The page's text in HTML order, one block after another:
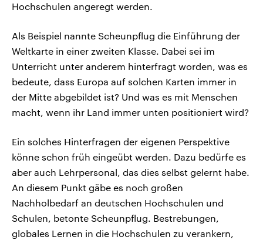
Hochschulen angeregt werden.
Als Beispiel nannte Scheunpflug die Einführung der
Weltkarte in einer zweiten Klasse. Dabei sei im
Unterricht unter anderem hinterfragt worden, was es
bedeute, dass Europa auf solchen Karten immer in
der Mitte abgebildet ist? Und was es mit Menschen
macht, wenn ihr Land immer unten positioniert wird?
Ein solches Hinterfragen der eigenen Perspektive
könne schon früh eingeübt werden. Dazu bedürfe es
aber auch Lehrpersonal, das dies selbst gelernt habe.
An diesem Punkt gäbe es noch großen
Nachholbedarf an deutschen Hochschulen und
Schulen, betonte Scheunpflug. Bestrebungen,
globales Lernen in die Hochschulen zu verankern,